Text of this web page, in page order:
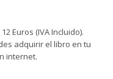
12 Euros (IVA Incluido).
adquirir el libro en tu
internet.